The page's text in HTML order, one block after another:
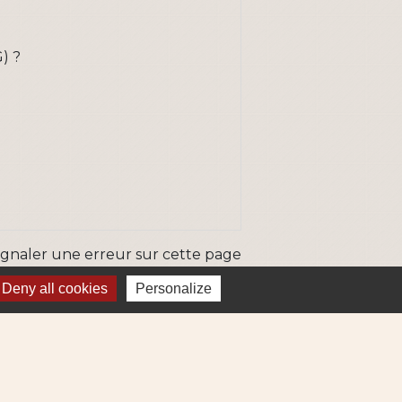
?
une erreur sur cette page
all cookies Personalize